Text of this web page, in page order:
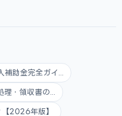
助金完全ガイ...
・領収書の...
2026年版】